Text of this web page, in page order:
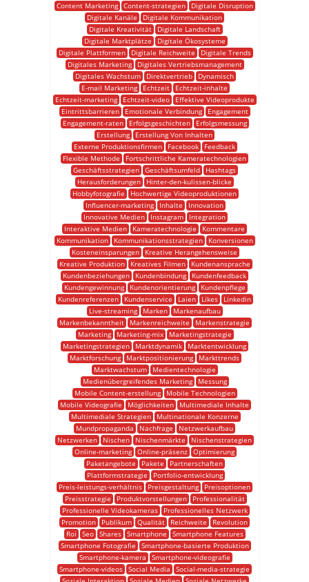
Content Marketing Content-strategien
Digitale Disruption
Digitale Kanäle
Digitale Kommunikation
Digitale Kreativität
Digitale Landschaft
Digitale Marktplätze
Digitale Ökosysteme
Digitale Plattformen
Digitale Reichweite
Digitale Trends
Digitales Marketing
Digitales Vertriebsmanagement
Digitales Wachstum
Direktvertrieb
Dynamisch
E-mail Marketing
Echtzeit
Echtzeit-inhalte
Echtzeit-marketing
Echtzeit-video
Effektive Videoprodukte
Eintrittsbarrieren
Emotionale Verbindung
Engagement
Engagement-raten
Erfolgsgeschichten
Erfolgsmessung
Erstellung
Erstellung Von Inhalten
Externe Produktionsfirmen
Facebook
Feedback
Flexible Methode
Fortschrittliche Kameratechnologien
Geschäftsstrategien Geschäftsumfeld
Hashtags
Herausforderungen
Hinter-den-kulissen-blicke
Hobbyfotografie
Hochwertige Videoproduktionen
Influencer-marketing
Inhalte
Innovation
Innovative Medien
Instagram
Integration
Interaktive Medien
Kameratechnologie
Kommentare
Kommunikation
Kommunikationsstrategien
Konversionen
Kosteneinsparungen
Kreative Herangehensweise
Kreative Produktion
Kreatives Filmen
Kundenansprache
Kundenbeziehungen
Kundenbindung
Kundenfeedback
Kundengewinnung
Kundenorientierung
Kundenpflege
Kundenreferenzen
Kundenservice Laien Likes
Linkedin
Live-streaming
Marken
Markenaufbau
Markenbekanntheit
Markenreichweite
Markenstrategie
Marketing
Marketing-mix
Marketingstrategie
Marketingstrategien
Marktdynamik
Marktentwicklung
Marktforschung
Marktpositionierung
Markttrends
Marktwachstum
Medientechnologie
Medienübergreifendes Marketing
Messung
Mobile Content-erstellung
Mobile Technologien
Mobile Videografie
Möglichkeiten
Multimediale Inhalte
Multimediale Strategien
Multinationale Konzerne
Mundpropaganda
Nachfrage
Netzwerkaufbau
Netzwerken
Nischen Nischenmärkte
Nischenstrategien
Online-marketing Online-präsenz Optimierung
Paketangebote
Pakete
Partnerschaften
Plattformstrategie
Portfolio-entwicklung
Preis-leistungs-verhältnis
Preisgestaltung
Preisoptionen
Preisstrategie
Produktvorstellungen
Professionalität
Professionelle Videokameras
Professionelles Netzwerk
Promotion
Publikum Qualität Reichweite
Revolution
Roi
Seo Shares Smartphone
Smartphone Features
Smartphone Fotografie
Smartphone-basierte Produktion
Smartphone-kamera
Smartphone-videografie
Smartphone-videos Social Media
Social-media-strategie